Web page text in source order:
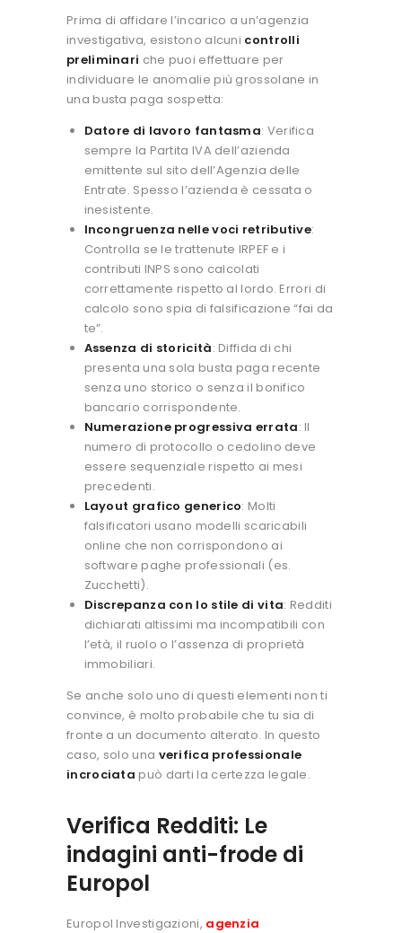
Prima di affidare l’incarico a un’agenzia
investigativa, esistono alcuni controlli
preliminari che puoi effettuare per
individuare le anomalie più grossolane in
una busta paga sospetta:
Datore di lavoro fantasma: Verifica
sempre la Partita IVA dell’azienda
emittente sul sito dell’Agenzia delle
Entrate. Spesso l’azienda è cessata o
inesistente.
Incongruenza nelle voci retributive:
Controlla se le trattenute IRPEF e i
contributi INPS sono calcolati
correttamente rispetto al lordo. Errori di
calcolo sono spia di falsificazione “fai da
te”.
Assenza di storicità: Diffida di chi
presenta una sola busta paga recente
senza uno storico o senza il bonifico
bancario corrispondente.
Numerazione progressiva errata: Il
numero di protocollo o cedolino deve
essere sequenziale rispetto ai mesi
precedenti.
Layout grafico generico: Molti
falsificatori usano modelli scaricabili
online che non corrispondono ai
software paghe professionali (es.
Zucchetti).
Discrepanza con lo stile di vita: Redditi
dichiarati altissimi ma incompatibili con
l’età, il ruolo o l’assenza di proprietà
immobiliari.
Se anche solo uno di questi elementi non ti
convince, è molto probabile che tu sia di
fronte a un documento alterato. In questo
caso, solo una verifica professionale
incrociata può darti la certezza legale.
Verifica Redditi: Le
indagini anti-frode di
Europol
Europol Investigazioni, agenzia